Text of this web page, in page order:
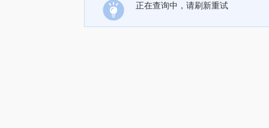
正在查询中，请刷新重试